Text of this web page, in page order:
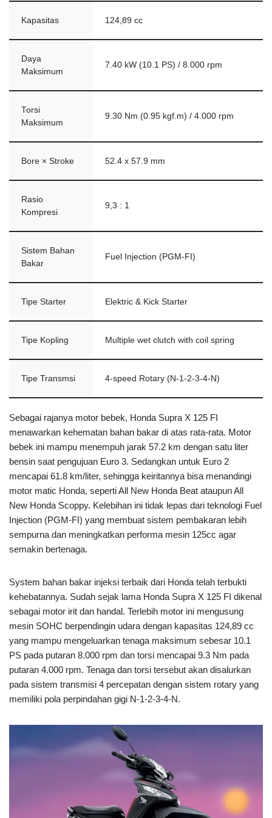
Kapasitas 124,89 cc
Daya
Maksimum
7.40 kW (10.1 PS) / 8.000 rpm
Torsi
Maksimum
9.30 Nm (0.95 kgf.m) / 4.000 rpm
Bore × Stroke 52.4 x 57.9 mm
Rasio
Kompresi
9,3 : 1
Sistem Bahan
Bakar
Fuel Injection (PGM-FI)
Tipe Starter Elektric & Kick Starter
Tipe Kopling Multiple wet clutch with coil spring
Tipe Transmsi 4-speed Rotary (N-1-2-3-4-N)
Sebagai rajanya motor bebek, Honda Supra X 125 FI
menawarkan kehematan bahan bakar di atas rata-rata. Motor
bebek ini mampu menempuh jarak 57.2 km dengan satu liter
bensin saat pengujuan Euro 3. Sedangkan untuk Euro 2
mencapai 61.8 km/liter, sehingga keiritannya bisa menandingi
motor matic Honda, seperti All New Honda Beat ataupun All
New Honda Scoppy. Kelebihan ini tidak lepas dari teknologi Fuel
Injection (PGM-FI) yang membuat sistem pembakaran lebih
sempurna dan meningkatkan performa mesin 125cc agar
semakin bertenaga.
System bahan bakar injeksi terbaik dari Honda telah terbukti
kehebatannya. Sudah sejak lama Honda Supra X 125 FI dikenal
sebagai motor irit dan handal. Terlebih motor ini mengusung
mesin SOHC berpendingin udara dengan kapasitas 124,89 cc
yang mampu mengeluarkan tenaga maksimum sebesar 10.1
PS pada putaran 8.000 rpm dan torsi mencapai 9.3 Nm pada
putaran 4.000 rpm. Tenaga dan torsi tersebut akan disalurkan
pada sistem transmisi 4 percepatan dengan sistem rotary yang
memiliki pola perpindahan gigi N-1-2-3-4-N.